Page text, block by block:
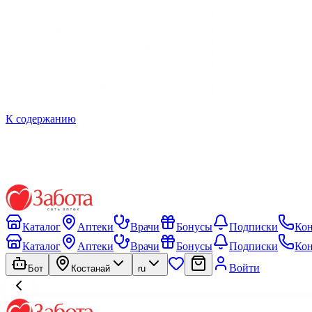
К содержанию
Каталог Аптеки Врачи Бонусы Подписки
Каталог
Аптеки Врачи Бонусы Подписки
Бот Костанай ru Войти